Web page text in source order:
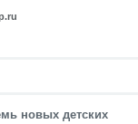
новых детских